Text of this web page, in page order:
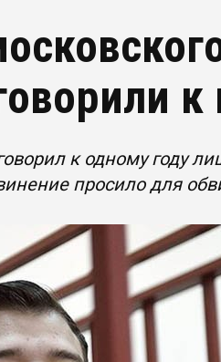
к
к одному году
просило для